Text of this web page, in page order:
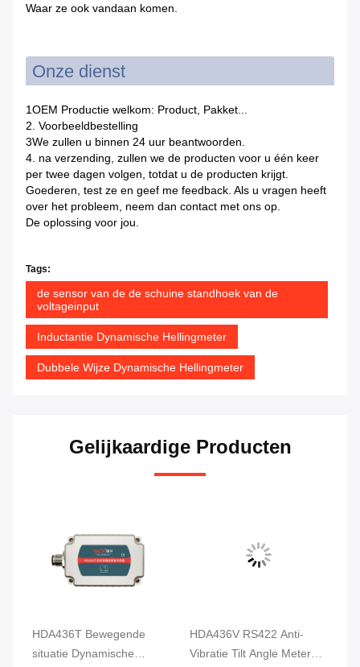
Waar ze ook vandaan komen.
Onze dienst
1OEM Productie welkom: Product, Pakket...
2. Voorbeeldbestelling
3We zullen u binnen 24 uur beantwoorden.
4. na verzending, zullen we de producten voor u één keer
per twee dagen volgen, totdat u de producten krijgt.
Goederen, test ze en geef me feedback. Als u vragen heeft
over het probleem, neem dan contact met ons op.
De oplossing voor jou.
Tags:
de sensor van de de schuine standhoek van de
voltageinput
Inductantie Dynamische Hellingmeter
Dubbele Wijze Dynamische Hellingmeter
Gelijkaardige Producten
HDA436T Bewegende
situatie Dynamische
HDA436V RS422 Anti-
Vibratie Tilt Angle Meter